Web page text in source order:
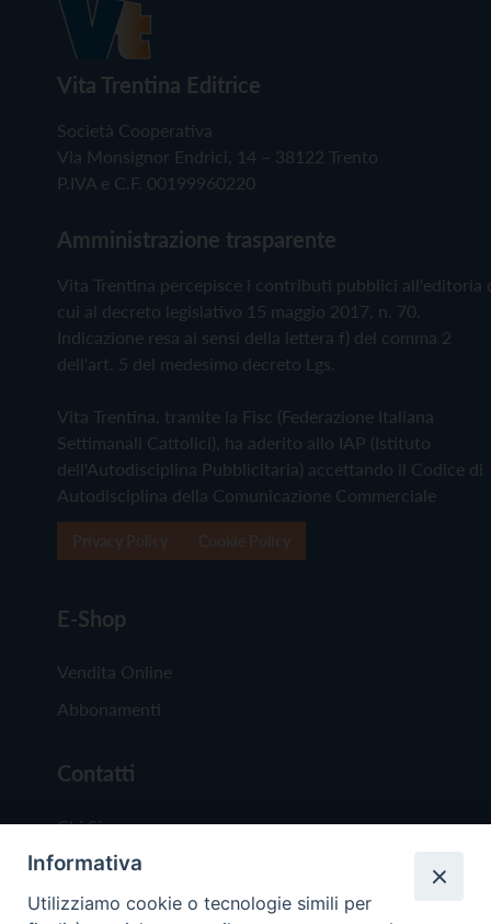
Vita Trentina Editrice
Società Cooperativa
Via Monsignor Endrici, 14 – 38122 Trento
P.IVA e C.F. 00199960220
Amministrazione trasparente
Vita Trentina percepisce i contributi pubblici all'editoria
cui al decreto legislativo 15 maggio 2017, n. 70.
Indicazione resa ai sensi della lettera f) del comma 2
dell'art. 5 del medesimo decreto Lgs.
Vita Trentina, tramite la Fisc (Federazione Italiana
Settimanali Cattolici), ha aderito allo IAP (Istituto
dell'Autodisciplina Pubblicitaria) accettando il Codice di
Autodisciplina della Comunicazione Commerciale
E-Shop
Vendita Online
Abbonamenti
Contatti
Chi Siamo
Redazione
Scrivici
Informativa
Utilizziamo cookie o tecnologie simili per